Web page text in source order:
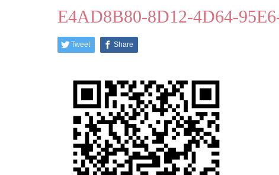
E4AD8B80-8D12-4D64-
Tweet Share